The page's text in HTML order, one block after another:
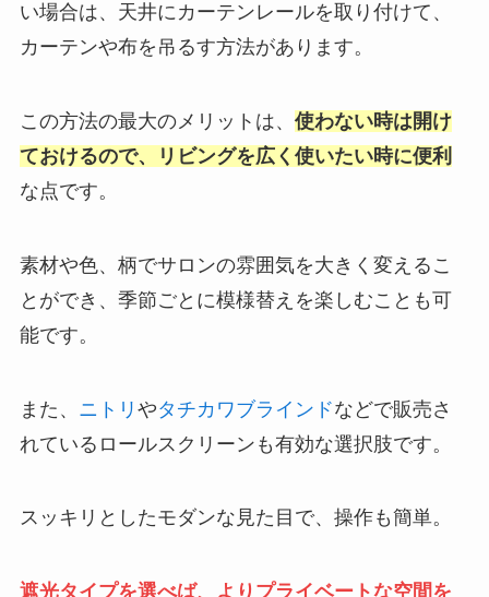
い場合は、天井にカーテンレールを取り付けて、
カーテンや布を吊るす方法があります。
この方法の最大のメリットは、 使わない時は開け
ておけるので、リビングを広く使いたい時に便利
な点です。
素材や色、柄でサロンの雰囲気を大きく変えるこ
とができ、季節ごとに模様替えを楽しむことも可
能です。
また、 ニトリ やタチカワブラインドなどで販売さ
れているロールスクリーンも有効な選択肢です。
スッキリとしたモダンな見た目で、操作も簡単。
遮光タイプを選べば、よりプライベートな空間を